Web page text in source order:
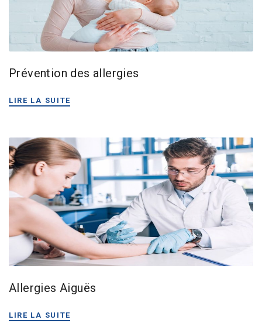
Prévention des allergies
LIRE LA SUITE
Allergies Aiguës
LIRE LA SUITE